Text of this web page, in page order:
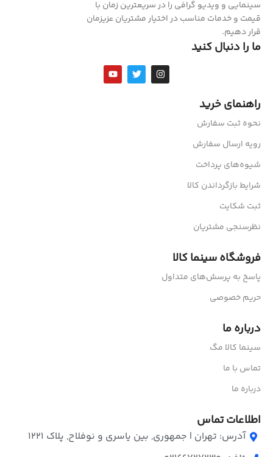
سینمایی و ویدیو گرافی را در سریعترین زمان با
قیمت و خدمات مناسب در اختیار مشتریان عزیزمان
قرار دهیم.
ما را دنبال کنید
راهنمای خرید
نحوه ثبت سفارش
رویه ارسال سفارش
شیوه‌های پرداخت
شرایط بازگرداندن کالا
ثبت شکایت
نظرسنجی مشتریان
فروشگاه سینما کالا
پاسخ به پرسش‌های متداول
حریم خصوصی
درباره ما
سینما کالا مگ
تماس با ما
درباره ما
اطلاعات تماس
آدرس: تهران | جمهوری, بین یاسری و نوفلاح, پلاک ۱۲۲۱